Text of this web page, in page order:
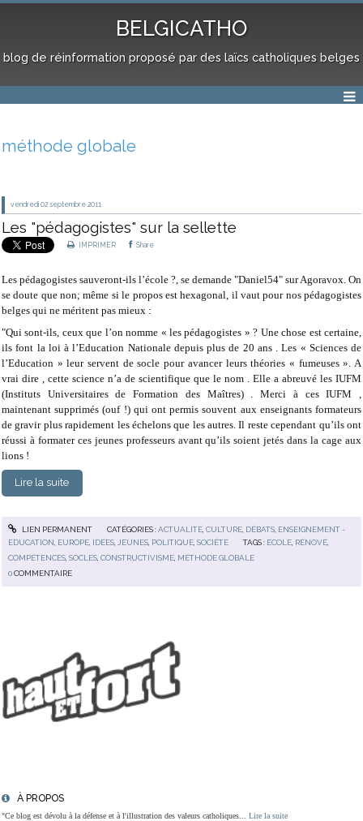
BELGICATHO
blog de réinformation proposé par des laïcs catholiques belges
À PROPOS
"Ce blog est dévolu à la défense et à l'illustration des valeurs catholiques... Lire la suite
méthode globale
vendredi 02 septembre 2011
Les "pédagogistes" sur la sellette
IMPRIMER Share
Les pédagogistes sauveront-ils l’école ?, se demande "Daniel54" sur Agoravox. On
se doute que non; même si le propos est hexagonal, il vaut pour nos pédagogistes
belges qui ne méritent pas mieux :
"Qui sont-ils, ceux que l’on nomme « les pédagogistes » ? Une chose est certaine,
ils font la loi à l’Education Nationale depuis plus de 20 ans . Les « Sciences de
l’Education » leur servent de socle pour avancer leurs théories « fumeuses ». A
vrai dire , cette science n’a de scientifique que le nom . Elle a abreuvé les IUFM
(Instituts Universitaires de Formation des Maîtres) . Merci à ces IUFM ,
maintenant supprimés (ouf !) qui ont permis souvent aux enseignants formateurs
de gravir plus rapidement les échelons que les autres. Il reste cependant qu’ils ont
réussi à formater ces jeunes professeurs avant qu’ils soient jetés dans la cage aux
lions !
Lire la suite
LIEN PERMANENT CATÉGORIES :ACTUALITÉ, CULTURE, DÉBATS, ENSEIGNEMENT -
EDUCATION, EUROPE, IDÉES,JEUNES, POLITIQUE,SOCIÉTÉ TAGS : ÉCOLE, RÉNOVÉ,
COMPÉTENCES ,SOCLES ,CONSTRUCTIVISME MÉTHODE GLOBALE
0COMMENTAIRE